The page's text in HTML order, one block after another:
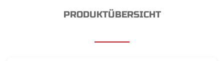
PRODUKTÜBERSICHT